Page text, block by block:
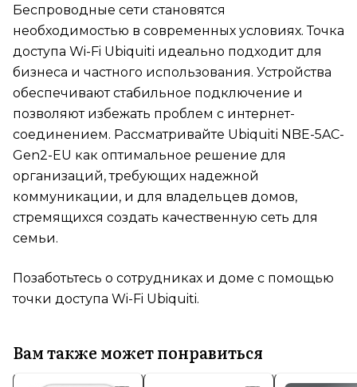
Беспроводные сети становятся
необходимостью в современных условиях. Точка
доступа Wi-Fi Ubiquiti идеально подходит для
бизнеса и частного использования. Устройства
обеспечивают стабильное подключение и
позволяют избежать проблем с интернет-
соединением. Рассматривайте Ubiquiti NBE-5AC-
Gen2-EU как оптимальное решение для
организаций, требующих надежной
коммуникации, и для владельцев домов,
стремящихся создать качественную сеть для
семьи.
Позаботьтесь о сотрудниках и доме с помощью
точки доступа Wi-Fi Ubiquiti.
Вам также может понравиться